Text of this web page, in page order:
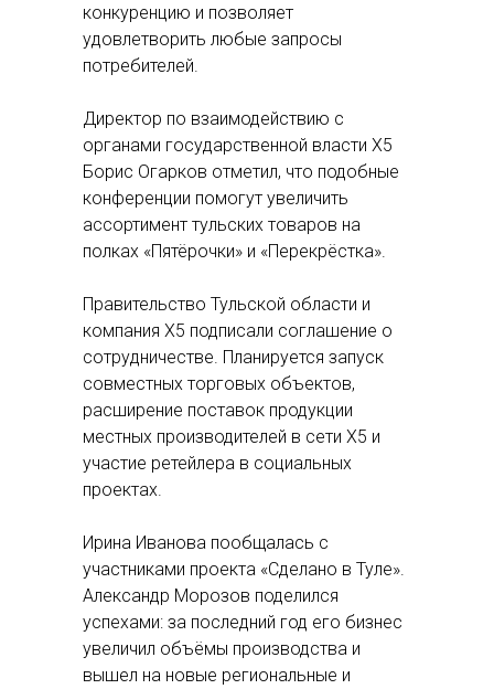
конкуренцию и позволяет
удовлетворить любые запросы
потребителей.
Директор по взаимодействию с
органами государственной власти Х5
Борис Огарков отметил, что подобные
конференции помогут увеличить
ассортимент тульских товаров на
полках «Пятёрочки» и «Перекрёстка».
Правительство Тульской области и
компания Х5 подписали соглашение о
сотрудничестве. Планируется запуск
совместных торговых объектов,
расширение поставок продукции
местных производителей в сети Х5 и
участие ретейлера в социальных
проектах.
Ирина Иванова пообщалась с
участниками проекта «Сделано в Туле».
Александр Морозов поделился
успехами: за последний год его бизнес
увеличил объёмы производства и
вышел на новые региональные и